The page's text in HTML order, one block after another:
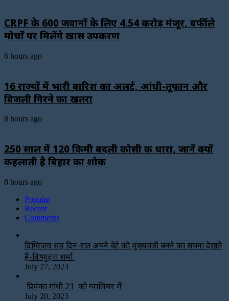
CRPF के 600 जवानों के लिए ₹4.54 करोड़ मंजूर, बर्फीले
मोर्चों पर मिलेंगे खास उपकरण
6 hours ago
16 राज्यों में भारी बारिश का अलर्ट, आंधी-तूफान और
बिजली गिरने का खतरा
8 hours ago
250 साल में 120 किमी बदली कोसी की धारा, जानें क्यों
कहलाती है बिहार का शोक
8 hours ago
Popular
Recent
Comments
दिग्विजय सिंह दिन-रात अपने बेटे को मुख्यमंत्री बनने का सपना देखते
हैं-विष्णुदत्त शर्मा
July 27, 2023
प्रियंका गांधी 21 को ग्वालियर में
July 20, 2023